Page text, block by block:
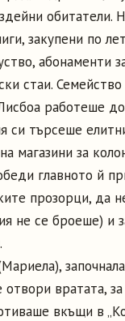
закупени по
абонаменти
стаи.
работеше
търсеше
магазини за
главното й
прозорци, да
не се броеше) и
вратата,
вкъщи в